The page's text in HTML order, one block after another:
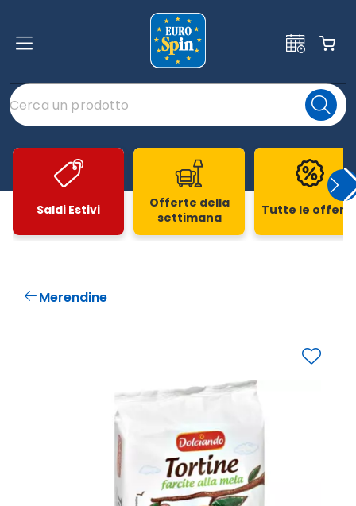
Saldi Estivi
Offerte della
settimana
Tutte le
Merendine